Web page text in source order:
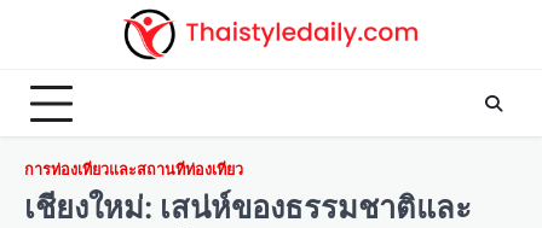
การท่องเที่ยวและสถานที่ท่องเที่ยว
เชียงใหม่: เสน่ห์ของธรรมชาติและ